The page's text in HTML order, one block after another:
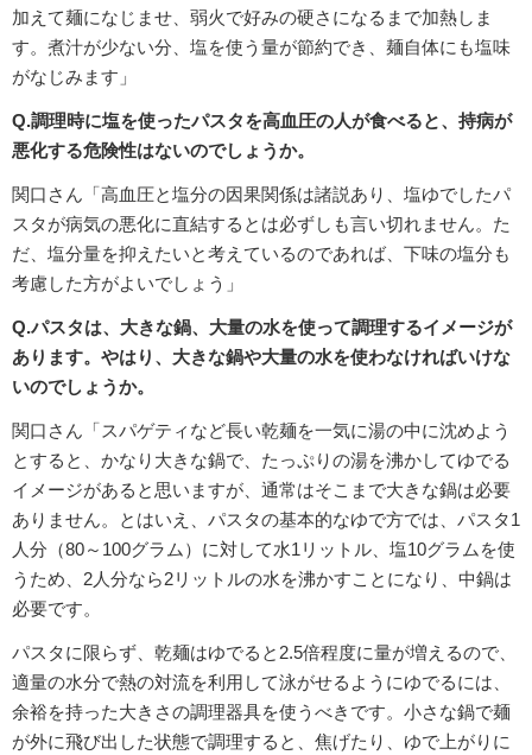
加えて麺になじませ、弱火で好みの硬さになるまで加熱しま
す。煮汁が少ない分、塩を使う量が節約でき、麺自体にも塩味
がなじみます」
Q.調理時に塩を使ったパスタを高血圧の人が食べると、持病が
悪化する危険性はないのでしょうか。
関口さん「高血圧と塩分の因果関係は諸説あり、塩ゆでしたパ
スタが病気の悪化に直結するとは必ずしも言い切れません。た
だ、塩分量を抑えたいと考えているのであれば、下味の塩分も
考慮した方がよいでしょう」
Q.パスタは、大きな鍋、大量の水を使って調理するイメージが
あります。やはり、大きな鍋や大量の水を使わなければいけな
いのでしょうか。
関口さん「スパゲティなど長い乾麺を一気に湯の中に沈めよう
とすると、かなり大きな鍋で、たっぷりの湯を沸かしてゆでる
イメージがあると思いますが、通常はそこまで大きな鍋は必要
ありません。とはいえ、パスタの基本的なゆで方では、パスタ1
人分（80～100グラム）に対して水1リットル、塩10グラムを使
うため、2人分なら2リットルの水を沸かすことになり、中鍋は
必要です。
パスタに限らず、乾麺はゆでると2.5倍程度に量が増えるので、
適量の水分で熱の対流を利用して泳がせるようにゆでるには、
余裕を持った大きさの調理器具を使うべきです。小さな鍋で麺
が外に飛び出した状態で調理すると、焦げたり、ゆで上がりに